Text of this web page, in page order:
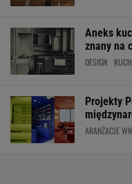
Aneks
znany na
DESIGN
Projekty
ARANŻACJE